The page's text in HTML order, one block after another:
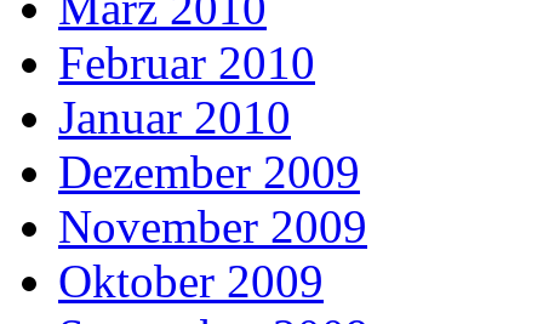
Februar 2010
Januar 2010
Dezember 2009
November 2009
Oktober 2009